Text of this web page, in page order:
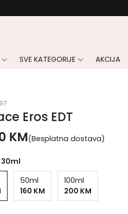
SVE KATEGORIJE AKCIJA
Eros EDT
KM(Besplatna dostava)
30ml
50ml
160 KM
100ml
200 KM